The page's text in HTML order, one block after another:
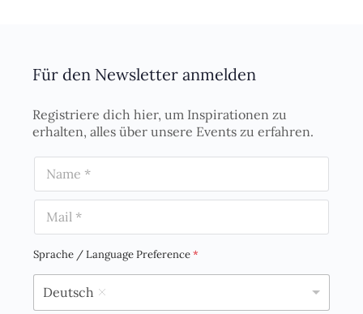
Für den Newsletter anmelden
Registriere dich hier, um Inspirationen zu
erhalten, alles über unsere Events zu erfahren.
m
a
iSprache / Language Preference*
Deutsch